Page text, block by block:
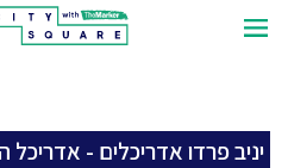
יניב פרדו אדריכלים - אדריכל